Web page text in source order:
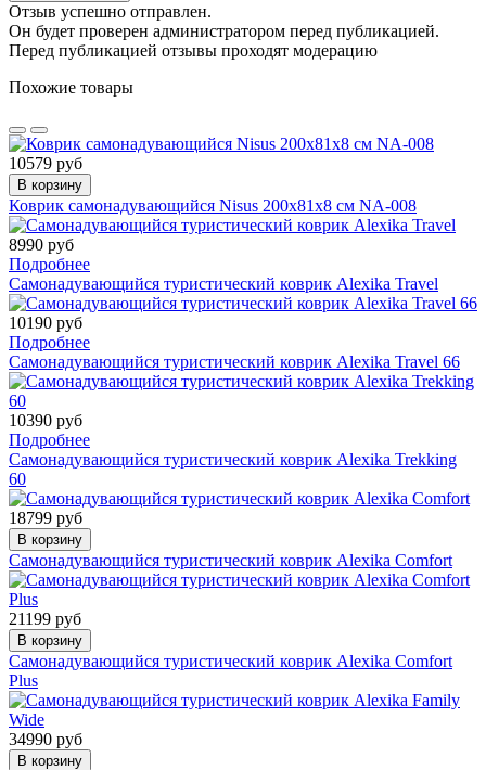
Отзыв успешно отправлен.
Он будет проверен администратором перед публикацией.
Перед публикацией отзывы проходят модерацию
Похожие товары
10579 руб
В корзину
Коврик самонадувающийся Nisus 200x81x8 см NA-008
8990 руб
Подробнее
Самонадувающийся туристический коврик Alexika Travel
10190 руб
Подробнее
Самонадувающийся туристический коврик Alexika Travel 66
10390 руб
Подробнее
Самонадувающийся туристический коврик Alexika Trekking
60
18799 руб
В корзину
Самонадувающийся туристический коврик Alexika Comfort
21199 руб
В корзину
Самонадувающийся туристический коврик Alexika Comfort
Plus
34990 руб
В корзину